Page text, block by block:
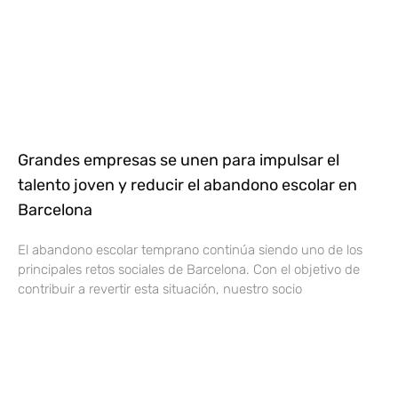
Grandes empresas se unen para impulsar el
talento joven y reducir el abandono escolar en
Barcelona
El abandono escolar temprano continúa siendo uno de los
principales retos sociales de Barcelona. Con el objetivo de
contribuir a revertir esta situación, nuestro socio